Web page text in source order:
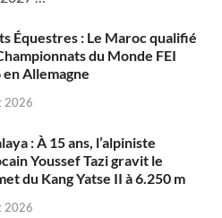
Équestres : Le Maroc qualifié
du Monde FEI
en Allemagne
2026
: À 15 ans, l’alpiniste
Youssef Tazi gravit le
du Kang Yatse II à 6.250 m
2026